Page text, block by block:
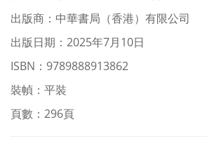
出版商：中華書局（香港）有限公司
出版日期：2025年7月10日
ISBN： 9789888913862
裝幀：平裝
頁數：296頁